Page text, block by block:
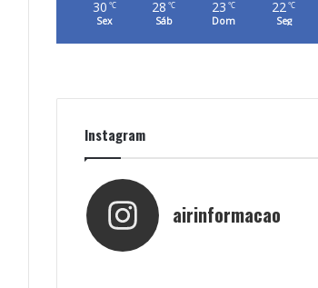
30 ℃
Sex
28 ℃
Sáb
23 ℃
Dom
22℃
Seg
Instagram
airinformacao